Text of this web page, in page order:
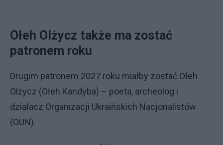
Ołeh Olżycz także ma zostać
patronem roku
Drugim patronem 2027 roku miałby zostać Ołeh
Olżycz (Ołeh Kandyba) – poeta, archeolog i
działacz Organizacji Ukraińskich Nacjonalistów
(OUN).